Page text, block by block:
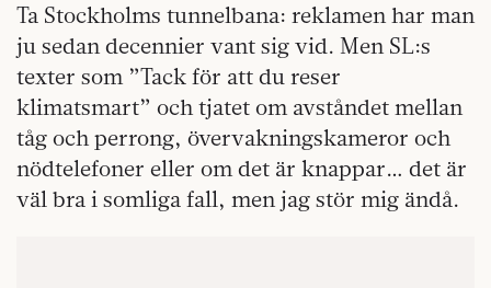
Ta Stockholms tunnelbana: reklamen har man
ju sedan decennier vant sig vid. Men SL:s
texter som ”Tack för att du reser
klimatsmart” och tjatet om avståndet mellan
tåg och perrong, övervakningskameror och
nödtelefoner eller om det är knappar… det är
väl bra i somliga fall, men jag stör mig ändå.